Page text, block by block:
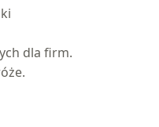
dla firm.